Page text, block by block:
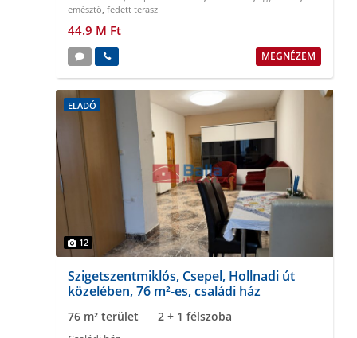
emésztő, fedett terasz
44.9 M Ft
MEGNÉZEM
ELADÓ
12
Szigetszentmiklós, Csepel, Hollnadi út
közelében, 76 m²-es, családi ház
76 m² terület 2 + 1 félszoba